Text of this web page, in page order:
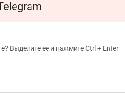
Выделите ее и нажмите Ctrl + Enter